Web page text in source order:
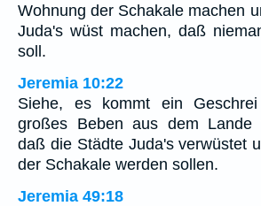
Wohnung der Schakale machen
Juda's wüst machen, daß
soll.
Jeremia 10:22
Siehe, es kommt ein
großes Beben aus dem Lande
daß die Städte Juda's verwüstet
der Schakale werden sollen.
Jeremia 49:18